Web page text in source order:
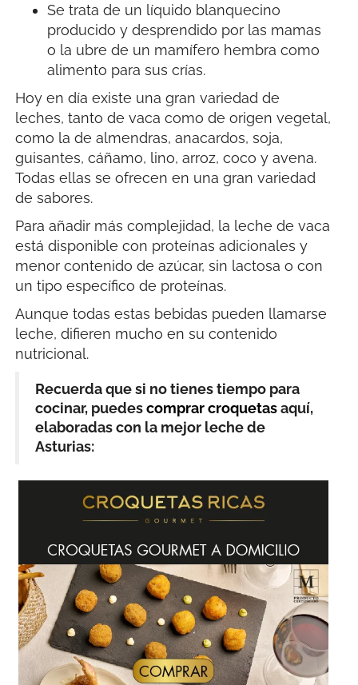
Se trata de un líquido blanquecino
producido y desprendido por las mamas
o la ubre de un mamífero hembra como
alimento para sus crías.
Hoy en día existe una gran variedad de
leches, tanto de vaca como de origen vegetal,
como la de almendras, anacardos, soja,
guisantes, cáñamo, lino, arroz, coco y avena.
Todas ellas se ofrecen en una gran variedad
de sabores.
Para añadir más complejidad, la leche de vaca
está disponible con proteínas adicionales y
menor contenido de azúcar, sin lactosa o con
un tipo específico de proteínas.
Aunque todas estas bebidas pueden llamarse
leche, difieren mucho en su contenido
nutricional.
Recuerda que si no tienes tiempo para
cocinar, puedescomprar croquetas aquí,
elaboradas con la mejor leche de
Asturias: